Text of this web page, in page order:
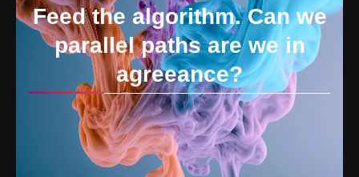
Feed the algorithm. Can we
parallel paths are we in
agreeance?